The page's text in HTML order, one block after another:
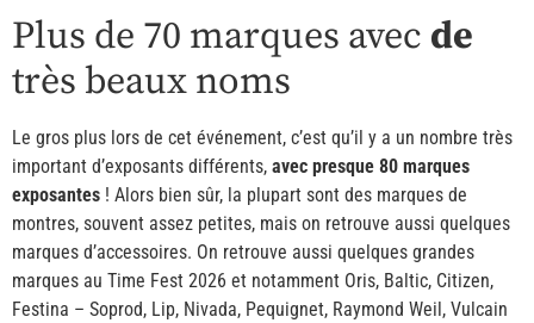
Plus de 70 marques avec de
très beaux noms
Le gros plus lors de cet événement, c’est qu’il y a un nombre très
important d’exposants différents, avec presque 80 marques
exposantes ! Alors bien sûr, la plupart sont des marques de
montres, souvent assez petites, mais on retrouve aussi quelques
marques d’accessoires. On retrouve aussi quelques grandes
marques au Time Fest 2026 et notamment Oris, Baltic, Citizen,
Festina – Soprod, Lip, Nivada, Pequignet, Raymond Weil, Vulcain